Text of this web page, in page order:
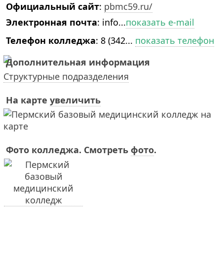
Официальный сайт: pbmc59.ru/
Электронная почта: info...показать e-mail
Телефон колледжа: 8 (342... показать телефон
Дополнительная информация
Структурные подразделения
На карте увеличить
Фото колледжа. Смотреть фото.